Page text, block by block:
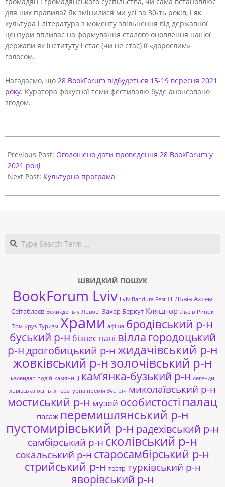
для них правила? Як змінилися ми усі за 30-ть років, і як
культура і література з моменту звільнення від державної
цензури впливає на формування сталого оновлення нашої
держави як інституту і стає (чи не стає) її «дорослим»
голосом.
Нагадаємо, що 28 BookForum відбудеться 15-19 вересня 2021
року. Куратора фокусної теми фестивалю буде анонсовано
згодом.
12-
24
Previous Post: Оголошено дати проведення 28 BookForum у
2021 році
Next Post: Культурна програма
ШВИДКИЙ ПОШУК
BookForum Lviv Lviv Bandura Fest ІТ ЛЬвів Ахтем
Сеітаблаєв Великдень у Львові Захар Беркут Кляштор Львів Ринок
Том Круз Туризм Храми афіша бродівський р-н
буський р-н бізнес пані вілла городоцький
р-ндрогобицький р-н жидачівський р-н
жовківський р-нзолочівський р-н
календар подій камяниці кам’янка-бузький р-н легенди
львівська осінь літературна премія Зустріч миколаївський р-н
мостиський р-н музей особистості палац
пасаж перемишлянський р-н
пустомирівський р-н радехівський р-н
самбірський р-н сколівський р-н
сокальський р-н старосамбірський р-н
стрийський р-н театр турківський р-н
яворівський р-н